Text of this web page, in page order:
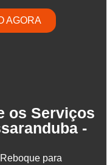
AGORA
os Serviços
-
Reboque para